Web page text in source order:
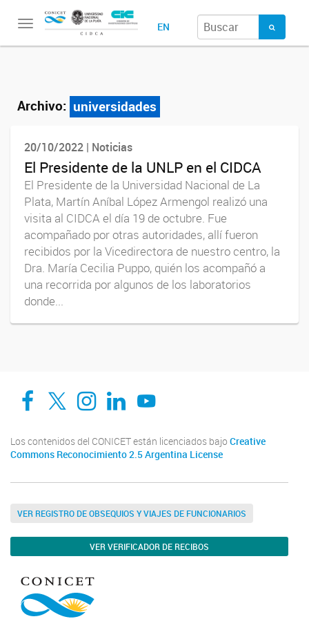
Toggle
EN
Archivo: universidades
20/10/2022 | Noticias
El Presidente de la UNLP en el CIDCA
El Presidente de la Universidad Nacional de La
Plata, Martín Aníbal López Armengol realizó una
visita al CIDCA el día 19 de octubre. Fue
acompañado por otras autoridades, allí fueron
recibidos por la Vicedirectora de nuestro centro, la
Dra. María Cecilia Puppo, quién los acompañó a
una recorrida por algunos de los laboratorios
donde...
Facebook
Twitter
Instagram
Linkedin
YouTube
Los contenidos del CONICET están licenciados bajo Creative
Commons Reconocimiento 2.5 Argentina License
VER REGISTRO DE OBSEQUIOS Y VIAJES DE FUNCIONARIOS
VER VERIFICADOR DE RECIBOS